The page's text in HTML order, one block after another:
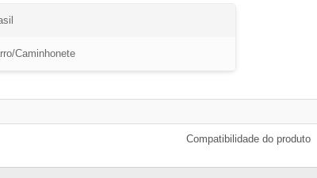
Caminhonete
Compatibilidade do produto